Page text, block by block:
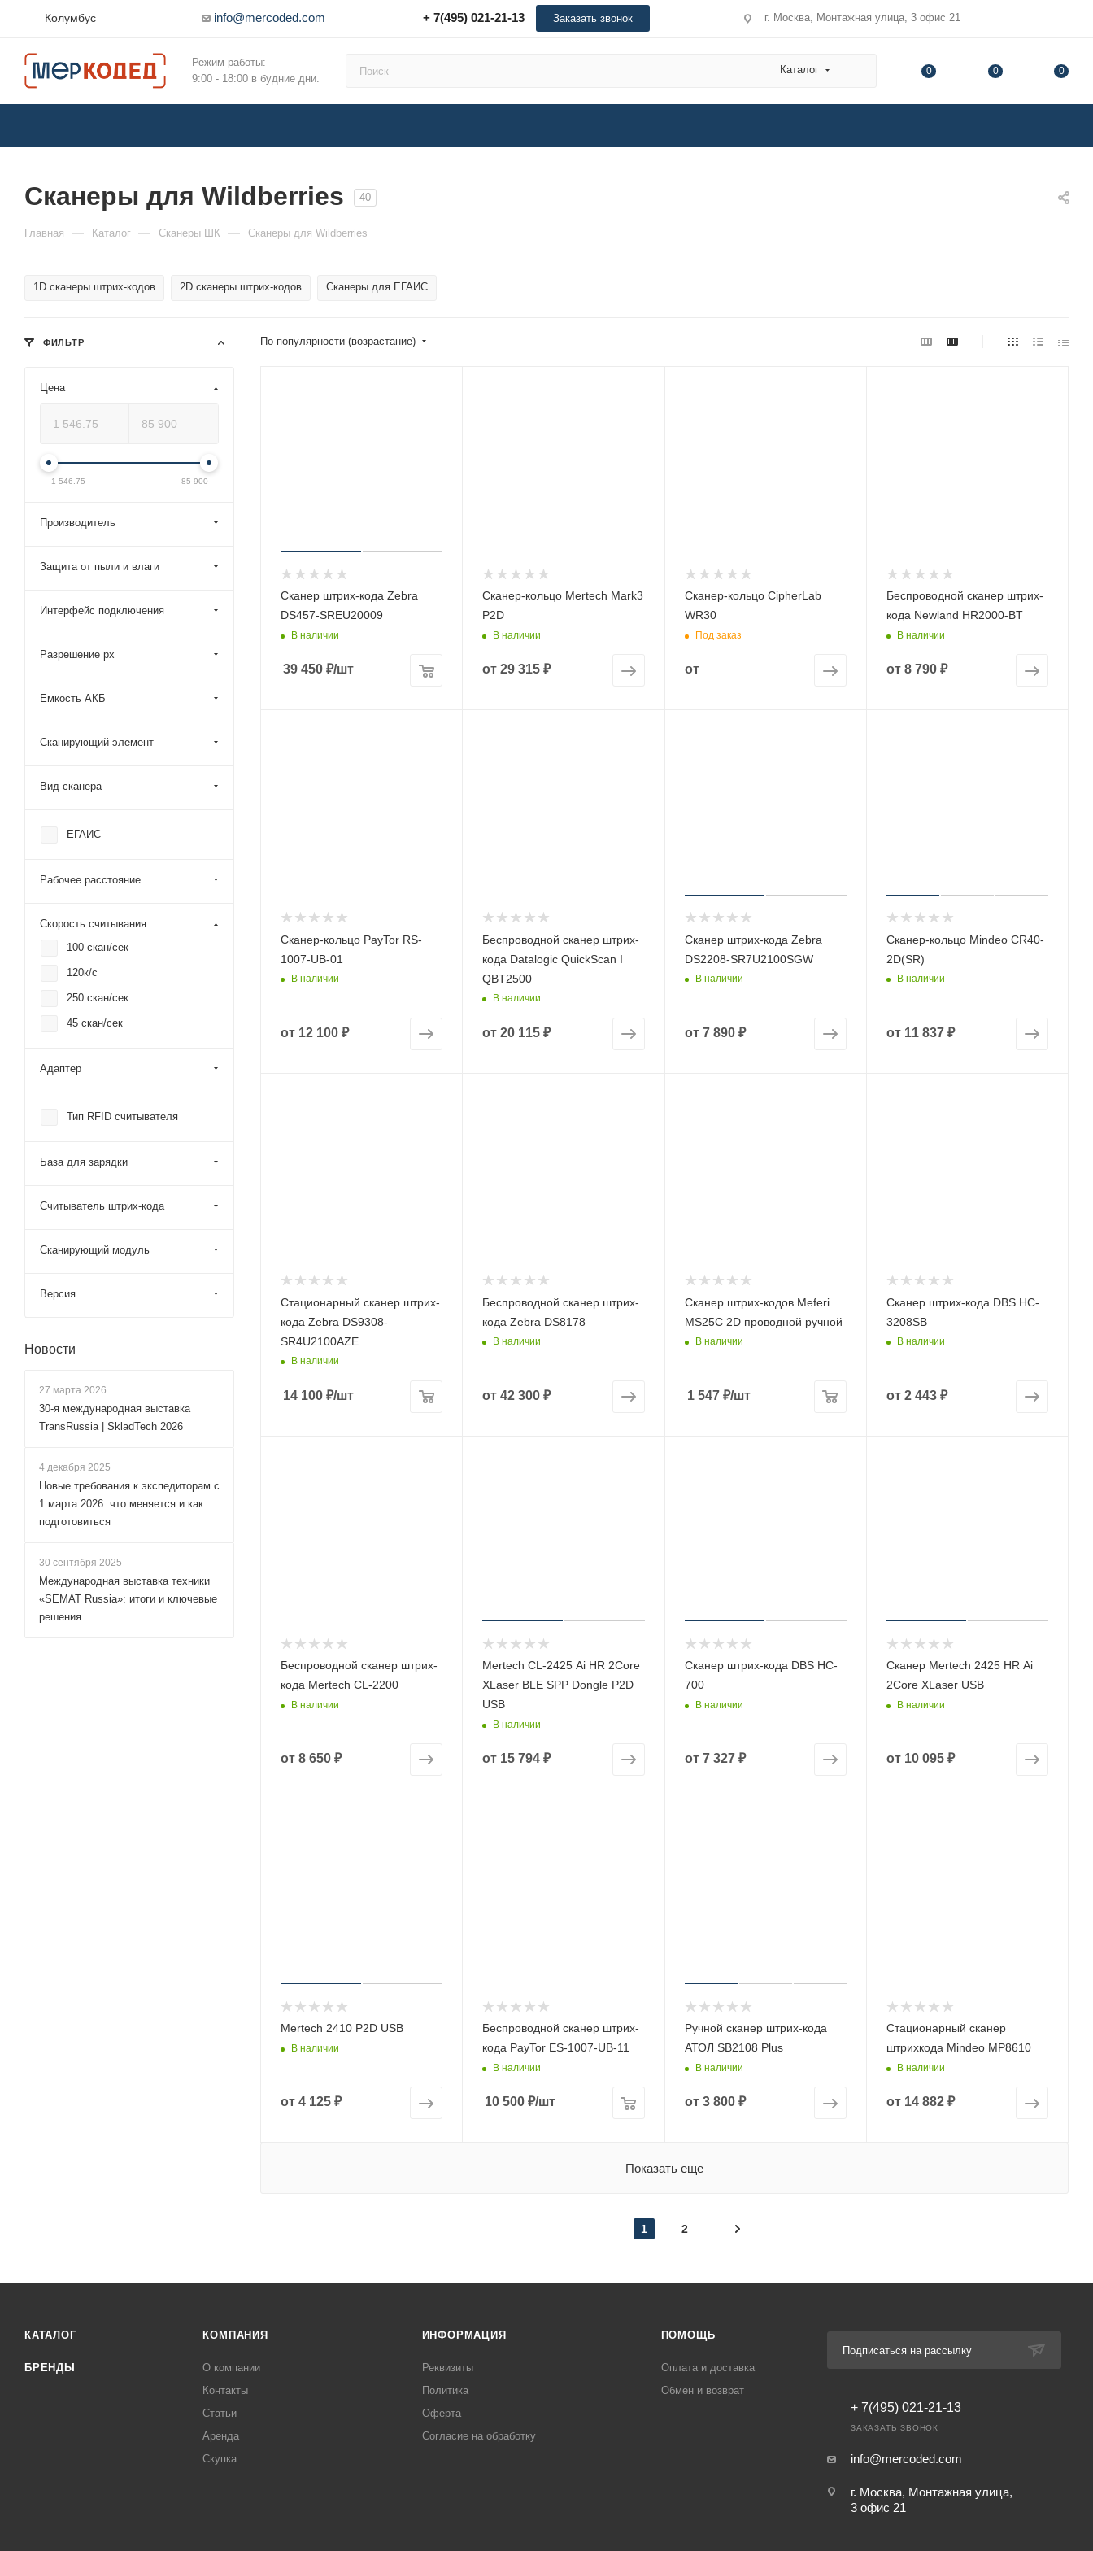
Колумбус info@mercoded.com + 7(495) 021-21-13 Заказать звонок г. Москва, Монтажная улица, 3 офис 21
Режим работы:
9:00 - 18:00 в будние дни.
Каталог 0 0 0
Сканеры для Wildberries 40
Главная — Каталог — Сканеры ШК — Сканеры для Wildberries
1D сканеры штрих-кодов 2D сканеры штрих-кодов Сканеры для ЕГАИС
По популярности (возрастание)
Сканер штрих-кода Zebra
DS457-SREU20009
В наличии
39 450 ₽/шт
Сканер-кольцо Mertech Mark3
P2D
В наличии
от29 315 ₽
Сканер-кольцо CipherLab
WR30
Под заказ
от
Беспроводной сканер штрих-
кода Newland HR2000-BT
В наличии
от 8 790 ₽
Сканер-кольцо PayTor RS-
1007-UB-01
В наличии
от 12 100 ₽
Беспроводной сканер штрих-
кода Datalogic QuickScan I
QBT2500
В наличии
от20 115 ₽
Сканер штрих-кода Zebra
DS2208-SR7U2100SGW
В наличии
от 7 890 ₽
Сканер-кольцо Mindeo CR40-
2D(SR)
В наличии
от 11 837 ₽
Стационарный сканер штрих-
кода Zebra DS9308-
SR4U2100AZE
В наличии
14 100 ₽/шт
Беспроводной сканер штрих-
кода Zebra DS8178
В наличии
от42 300 ₽
Сканер штрих-кодов Meferi
MS25C 2D проводной ручной
В наличии
1 547₽/шт
Сканер штрих-кода DBS HC-
3208SB
В наличии
от 2 443 ₽
Беспроводной сканер штрих-
кода Mertech CL-2200
В наличии
от 8 650 ₽
Mertech CL-2425 Ai HR 2Core
XLaser BLE SPP Dongle P2D
USB
В наличии
от 15 794 ₽
Сканер штрих-кода DBS HC-
700
В наличии
от 7 327 ₽
Сканер Mertech 2425 HR Ai
2Core XLaser USB
В наличии
от 10 095 ₽
Mertech 2410 P2D USB
В наличии
от 4 125 ₽
Беспроводной сканер штрих-
кода PayTor ES-1007-UB-11
В наличии
10 500 ₽/шт
Ручной сканер штрих-кода
АТОЛ SB2108 Plus
В наличии
от 3 800 ₽
Стационарный сканер
штрихкода Mindeo MP8610
В наличии
от 14 882 ₽
Показать еще
1 2
ФИЛЬТР
Цена
1 546.75 85 900
Производитель
Защита от пыли и влаги
Интерфейс подключения
Разрешение px
Емкость АКБ
Сканирующий элемент
Вид сканера
ЕГАИС
Рабочее расстояние
Скорость считывания
100 скан/сек
120к/с
250 скан/сек
45 скан/сек
Адаптер
Тип RFID считывателя
База для зарядки
Считыватель штрих-кода
Сканирующий модуль
Версия
Новости
27 марта 2026
30-я международная выставка
TransRussia | SkladTech 2026
4 декабря 2025
Новые требования к экспедиторам с
1 марта 2026: что меняется и как
подготовиться
30 сентября 2025
Международная выставка техники
«SEMAT Russia»: итоги и ключевые
решения
КАТАЛОГ
БРЕНДЫ
КОМПАНИЯ
О компании
Контакты
Статьи
Аренда
Скупка
ИНФОРМАЦИЯ
Реквизиты
Политика
Оферта
Согласие на обработку
ПОМОЩЬ
Оплата и доставка
Обмен и возврат
Подписаться на рассылку
+ 7(495) 021-21-13
ЗАКАЗАТЬ ЗВОНОК
info@mercoded.com
г. Москва, Монтажная улица,
3 офис 21